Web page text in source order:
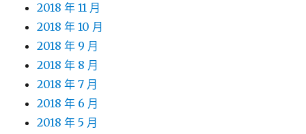
2018 年 11 月
2018 年 10 月
2018 年 9 月
2018 年 8 月
2018 年 7 月
2018 年 6 月
2018 年 5 月